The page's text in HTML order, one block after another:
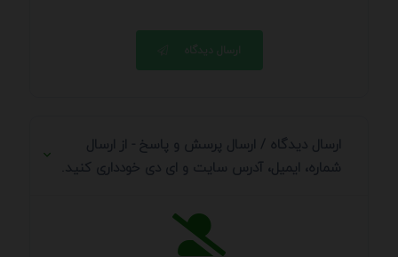
ارسال دیدگاه
ارسال دیدگاه / ارسال پرسش و پاسخ - از ارسال
شماره، ایمیل، آدرس سایت و ای دی خودداری کنید.